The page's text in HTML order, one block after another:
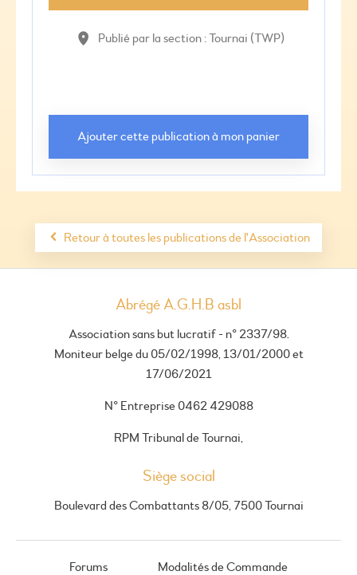
Publié par la section : Tournai (TWP)
Retour à toutes les publications de l'Association
Abrégé A.G.H.B asbl
Association sans but lucratif - n° 2337/98.
Moniteur belge du 05/02/1998, 13/01/2000 et
17/06/2021
N° Entreprise 0462 429088
RPM Tribunal de Tournai,
Siège social
Boulevard des Combattants 8/05, 7500 Tournai
Forums Modalités de Commande